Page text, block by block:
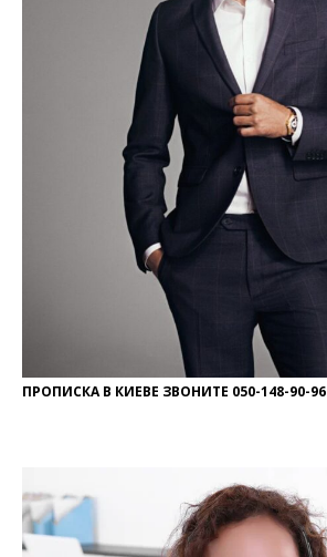
ПРОПИСКА В КИЕВЕ ЗВОНИТЕ 050-148-90-96